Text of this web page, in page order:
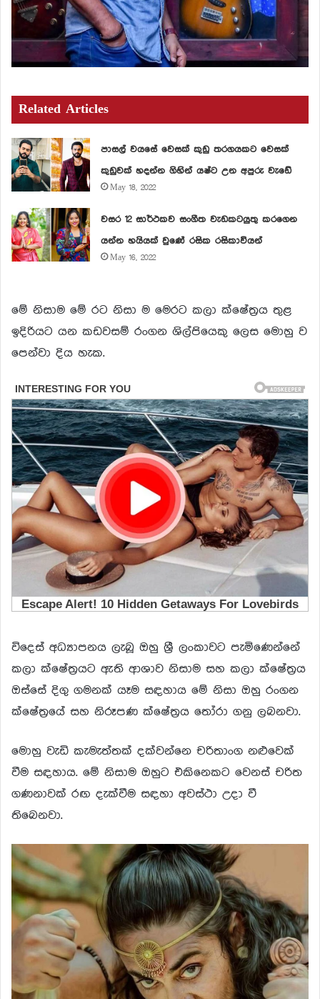
Related Articles
පාසල් වයසේ වෙසක් කුඩු තරගයකට වෙසක්
කුඩුවක් හදන්න ගිහින් යෂ්ට උන අපුරු වැඩේ
May 18, 2022
වසර 12 සාර්ථකව සංගීත වැඩකටයුතු කරගෙන
යන්න හයියක් වුණේ රසික රසිකාවියන්
May 16, 2022
මේ නිසාම මේ රට නිසා ම මෙරට කලා ක්ෂේත්‍රය තුළ
ඉදිරියට යන කඩවසම් රංගන ශිල්පියෙකු ලෙස මොහු ව
පෙන්වා දිය හැක.
විදෙස් අධ්‍යාපනය ලැබූ ඔහු ශ්‍රී ලංකාවට පැමිණෙන්නේ
කලා ක්ෂේත්‍රයට ඇති ආශාව නිසාම සහ කලා ක්ෂේත්‍රය
ඔස්සේ දිගු ගමනක් යෑම සඳහාය මේ නිසා ඔහු රංගන
ක්ෂේත්‍රයේ සහ නිරූපණ ක්ෂේත්‍රය තෝරා ගනු ලබනවා.
මොහු වැඩි කැමැත්තක් දක්වන්නෙ චරිතාංග නළුවෙක්
වීම සඳහාය. මේ නිසාම ඔහුට එකිනෙකට වෙනස් චරිත
ගණනාවක් රඟ දැක්වීම සඳහා අවස්ථා උදා වී
තිබෙනවා.